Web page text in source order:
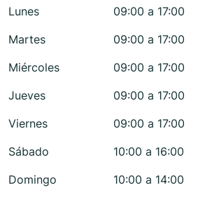
Lunes
09:00 a 17:00
Martes
09:00 a 17:00
Miércoles
09:00 a 17:00
Jueves
09:00 a 17:00
Viernes
09:00 a 17:00
Sábado
10:00 a 16:00
Domingo
10:00 a 14:00